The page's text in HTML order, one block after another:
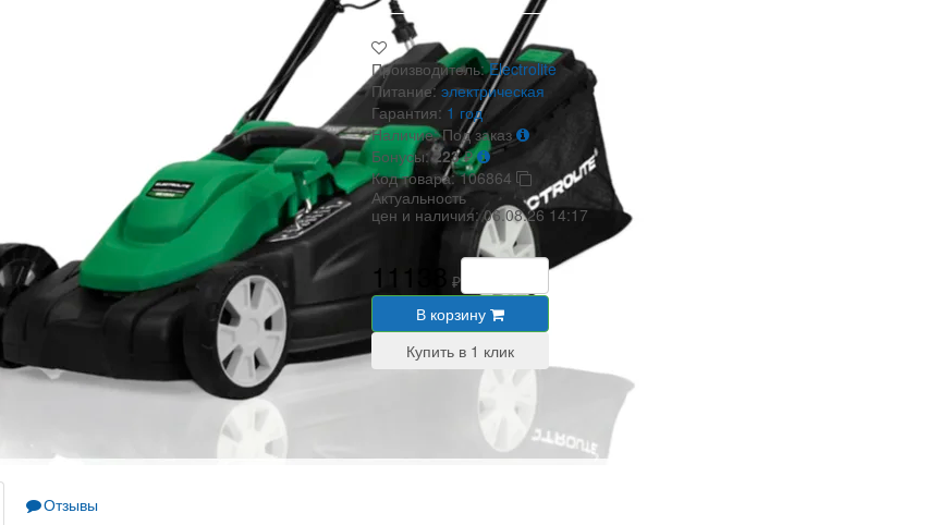
Производитель: Electrolite
Питание: электрическая
Гарантия: 1 год
Наличие: Под заказ
Бонусы: 223₽
Код товара:106864
Актуальность
цен и наличия:06.08.26 14:17
11138
₽
В корзину
Отзывы